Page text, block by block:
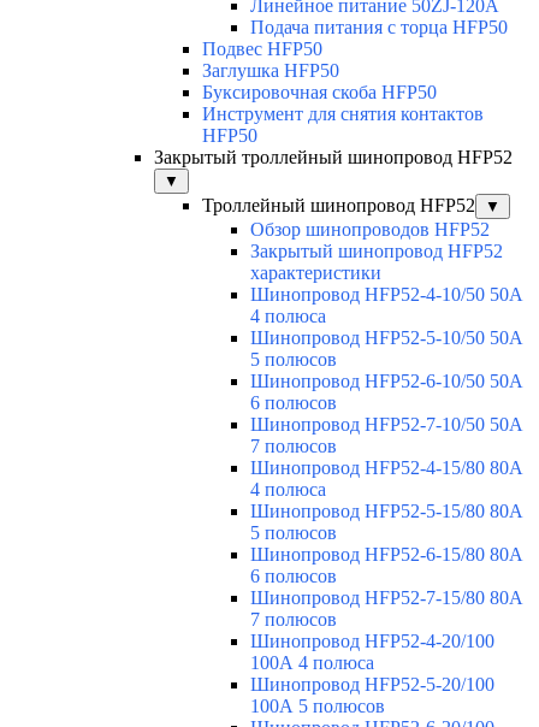
Линейное питание 50ZJ-120A
Подача питания с торца HFP50
Подвес HFP50
Заглушка HFP50
Буксировочная скоба HFP50
Инструмент для снятия контактов
HFP50
Закрытый троллейный шинопровод HFP52
▼
Троллейный шинопровод HFP52 ▼
Обзор шинопроводов HFP52
Закрытый шинопровод HFP52
характеристики
Шинопровод HFP52-4-10/50 50A
4 полюса
Шинопровод HFP52-5-10/50 50А
5 полюсов
Шинопровод HFP52-6-10/50 50А
6 полюсов
Шинопровод HFP52-7-10/50 50А
7 полюсов
Шинопровод HFP52-4-15/80 80A
4 полюса
Шинопровод HFP52-5-15/80 80А
5 полюсов
Шинопровод HFP52-6-15/80 80А
6 полюсов
Шинопровод HFP52-7-15/80 80А
7 полюсов
Шинопровод HFP52-4-20/100
100А 4 полюса
Шинопровод HFP52-5-20/100
100А 5 полюсов